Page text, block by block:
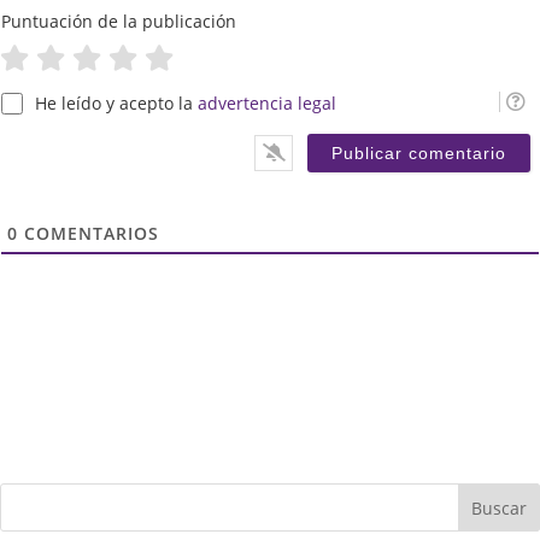
Puntuación de la publicación
He leído y acepto la advertencia legal
0 COMENTARIOS
Buscar